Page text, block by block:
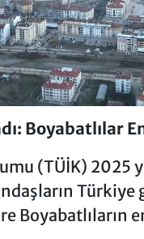
Boyabatlılar
(TÜİK) 2025
Türkiye
Boyabatlıların